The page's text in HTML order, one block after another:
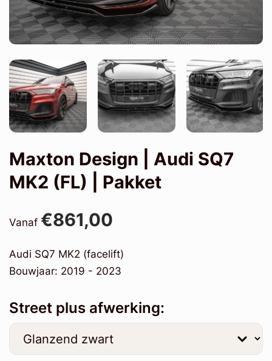
Maxton Design | Audi SQ7
MK2 (FL) | Pakket
Vanaf €861,00
Audi SQ7 MK2 (facelift)
Bouwjaar: 2019 - 2023
Street plus afwerking: